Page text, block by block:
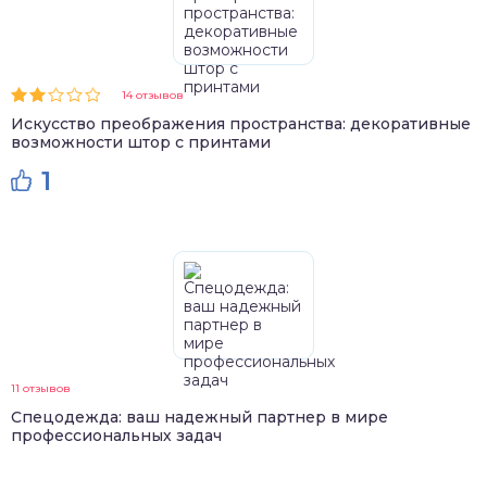
14 отзывов
Искусство преображения пространства: декоративные
возможности штор с принтами
1
11 отзывов
Спецодежда: ваш надежный партнер в мире
профессиональных задач